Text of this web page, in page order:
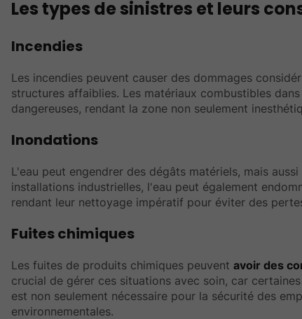
Les types de sinistres et leurs
Incendies
Les incendies peuvent causer des dommages
structures affaiblies. Les matériaux combustibles
dangereuses, rendant la zone non seulement
Inondations
L'eau peut engendrer des dégâts matériels, mais
installations industrielles, l'eau peut également
rendant leur nettoyage impératif pour éviter des
Fuites chimiques
Les fuites de produits chimiques peuvent avoir des
crucial de gérer ces situations avec soin, car
est non seulement nécessaire pour la sécurité des
environnementales.